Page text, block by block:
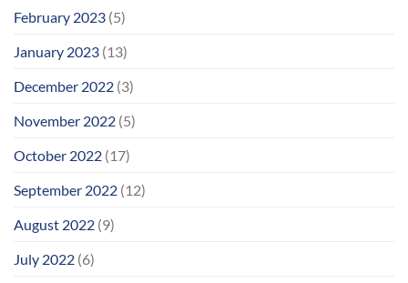
February 2023 (5)
January 2023 (13)
December 2022 (3)
November 2022 (5)
October 2022 (17)
September 2022 (12)
August 2022 (9)
July 2022 (6)